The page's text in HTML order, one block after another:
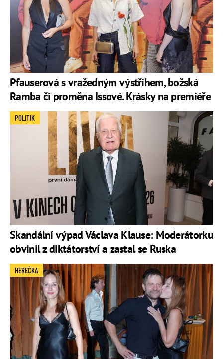
Pfauserová s vražedným výstřihem, božská
Ramba či proměna Issové. Krásky na premiéře
Skandální výpad Václava Klause: Moderátorku
obvinil z diktátorství a zastal se Ruska
POLITIK
HEREČKA